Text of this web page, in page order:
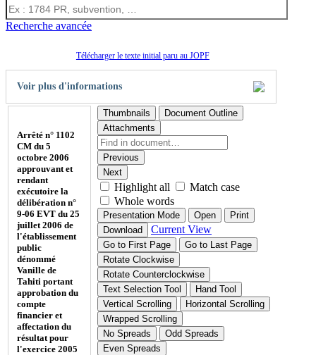
Recherche avancée
Télécharger le texte initial paru au JOPF
Voir plus d'informations
Arrêté n° 1102
CM du 5
octobre 2006
approuvant et
rendant
exécutoire la
délibération n°
9-06 EVT du 25
juillet 2006 de
l'établissement
public
dénommé
Vanille de
Tahiti portant
approbation du
compte
financier et
affectation du
résultat pour
l'exercice 2005
Thumbnails
Document Outline
Attachments
Previous
Next
Highlight all
Match case
Whole words
Presentation Mode Open
Print
Download
Current View
Go to First Page
Go to Last Page
Rotate Clockwise
Rotate Counterclockwise
Text Selection Tool
Hand Tool
Vertical Scrolling
Horizontal Scrolling
Wrapped Scrolling
No Spreads
Odd Spreads
Even Spreads